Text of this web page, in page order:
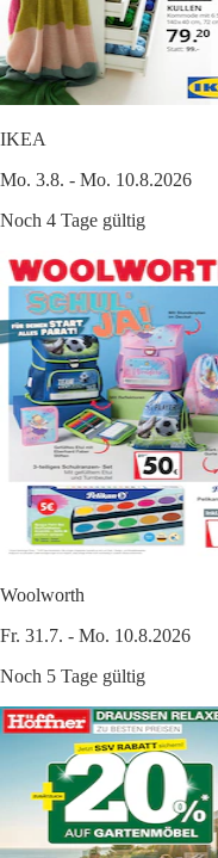
IKEA
Mo. 3.8. - Mo. 10.8.2026
Noch 4 Tage gültig
Woolworth
Fr. 31.7. - Mo. 10.8.2026
Noch 5 Tage gültig